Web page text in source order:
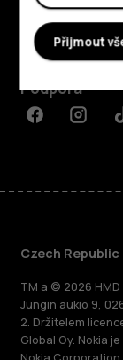
O nás
Planet and
Podpora
Facebook
Czech Republic
TM a © 2026
Jungin aukio 9,
2. Držitelem
Global Oy. Nokia
Přijmout